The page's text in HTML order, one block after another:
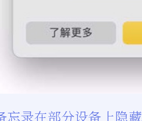
忘录在部分设备上隐藏